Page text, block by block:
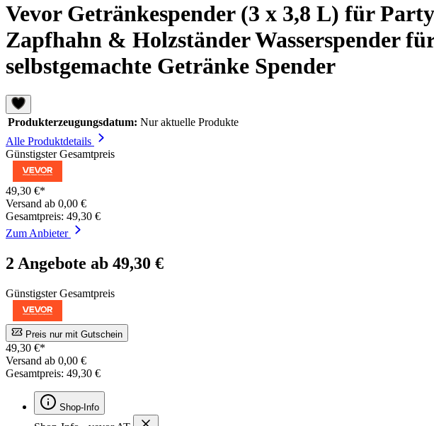
Vevor Getränkespender (3 x 3,8 L) für
Zapfhahn & Holzständer Wasserspender
selbstgemachte Getränke Spender
Produkterzeugungsdatum: Nur aktuelle Produkte
Alle Produktdetails
Günstigster Gesamtpreis
49,30 €*
Versand ab 0,00 €
Gesamtpreis: 49,30 €
Zum Anbieter
2 Angebote ab 49,30 €
Günstigster Gesamtpreis
Preis nur mit Gutschein
49,30 €*
Versand ab 0,00 €
Gesamtpreis: 49,30 €
Shop-Info